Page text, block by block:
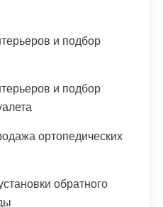
и подбор
и подбор
ортопедических
обратного